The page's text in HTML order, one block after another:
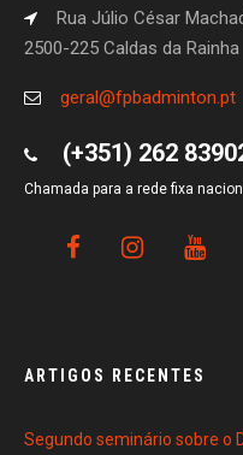
Rua Júlio César
2500-225 Caldas da Rainha
geral@fpbadminton.pt
(+351) 262
Chamada para a rede fixa
ARTIGOS RECENTES
Segundo seminário sobre o